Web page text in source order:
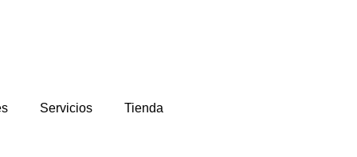
Servicios Tienda